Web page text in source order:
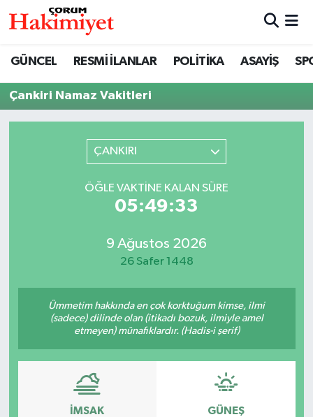
GÜNCEL RESMİ İLANLAR POLİTİKA ASAYİŞ
Çankiri Namaz Vakitleri
ÇANKIRI
ÖĞLE VAKTINE KALAN SÜRE
05:49:33
9 Ağustos 2026
26 Safer 1448
Ümmetim hakkında en çok korktuğum kimse, ilmi
(sadece) dilinde olan (itikadı bozuk, ilmiyle amel
etmeyen) münafıklardır. (Hadis-i şerif)
İMSAK GÜNEŞ
POLİTİKA
SAĞLIK
EKONOMİ
EĞİTİM
İLÇELER
OTOPARK
TEKNOLOJİ
Nöbetçi Eczaneler
Hava Durumu
Çorum Namaz Vakitleri
Trafik Durumu
Süper Lig Puan Durumu ve Fikstür
Son Dakika Haberleri
Haber Arşivi